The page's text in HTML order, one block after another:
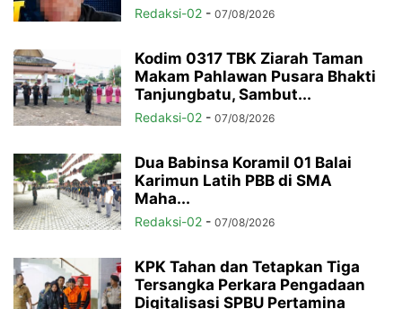
Redaksi-02 - 07/08/2026
Kodim 0317 TBK Ziarah Taman
Makam Pahlawan Pusara Bhakti
Tanjungbatu, Sambut...
Redaksi-02 - 07/08/2026
Dua Babinsa Koramil 01 Balai
Karimun Latih PBB di SMA
Maha...
Redaksi-02 - 07/08/2026
KPK Tahan dan Tetapkan Tiga
Tersangka Perkara Pengadaan
Digitalisasi SPBU Pertamina